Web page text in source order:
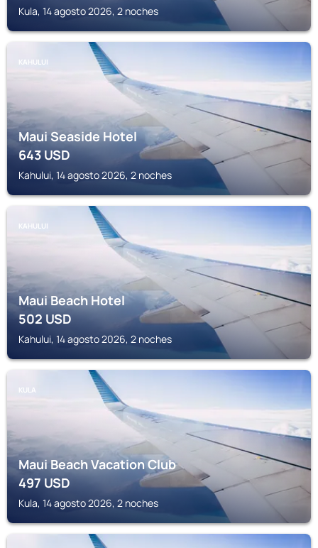
Kula, 14 agosto 2026, 2 noches
KAHULUI
Maui Seaside Hotel
643USD
Kahului, 14 agosto 2026, 2 noches
KAHULUI
Maui Beach Hotel
502USD
Kahului, 14 agosto 2026, 2 noches
KULA
Maui Beach Vacation Club
497USD
Kula, 14 agosto 2026, 2 noches